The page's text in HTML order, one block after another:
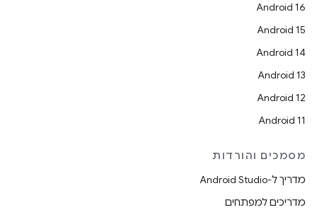
Android 16
Android 15
Android 14
Android 13
Android 12
Android 11
מסמכים והורדות
מדריך ל-Android Studio
מדריכים למפתחים